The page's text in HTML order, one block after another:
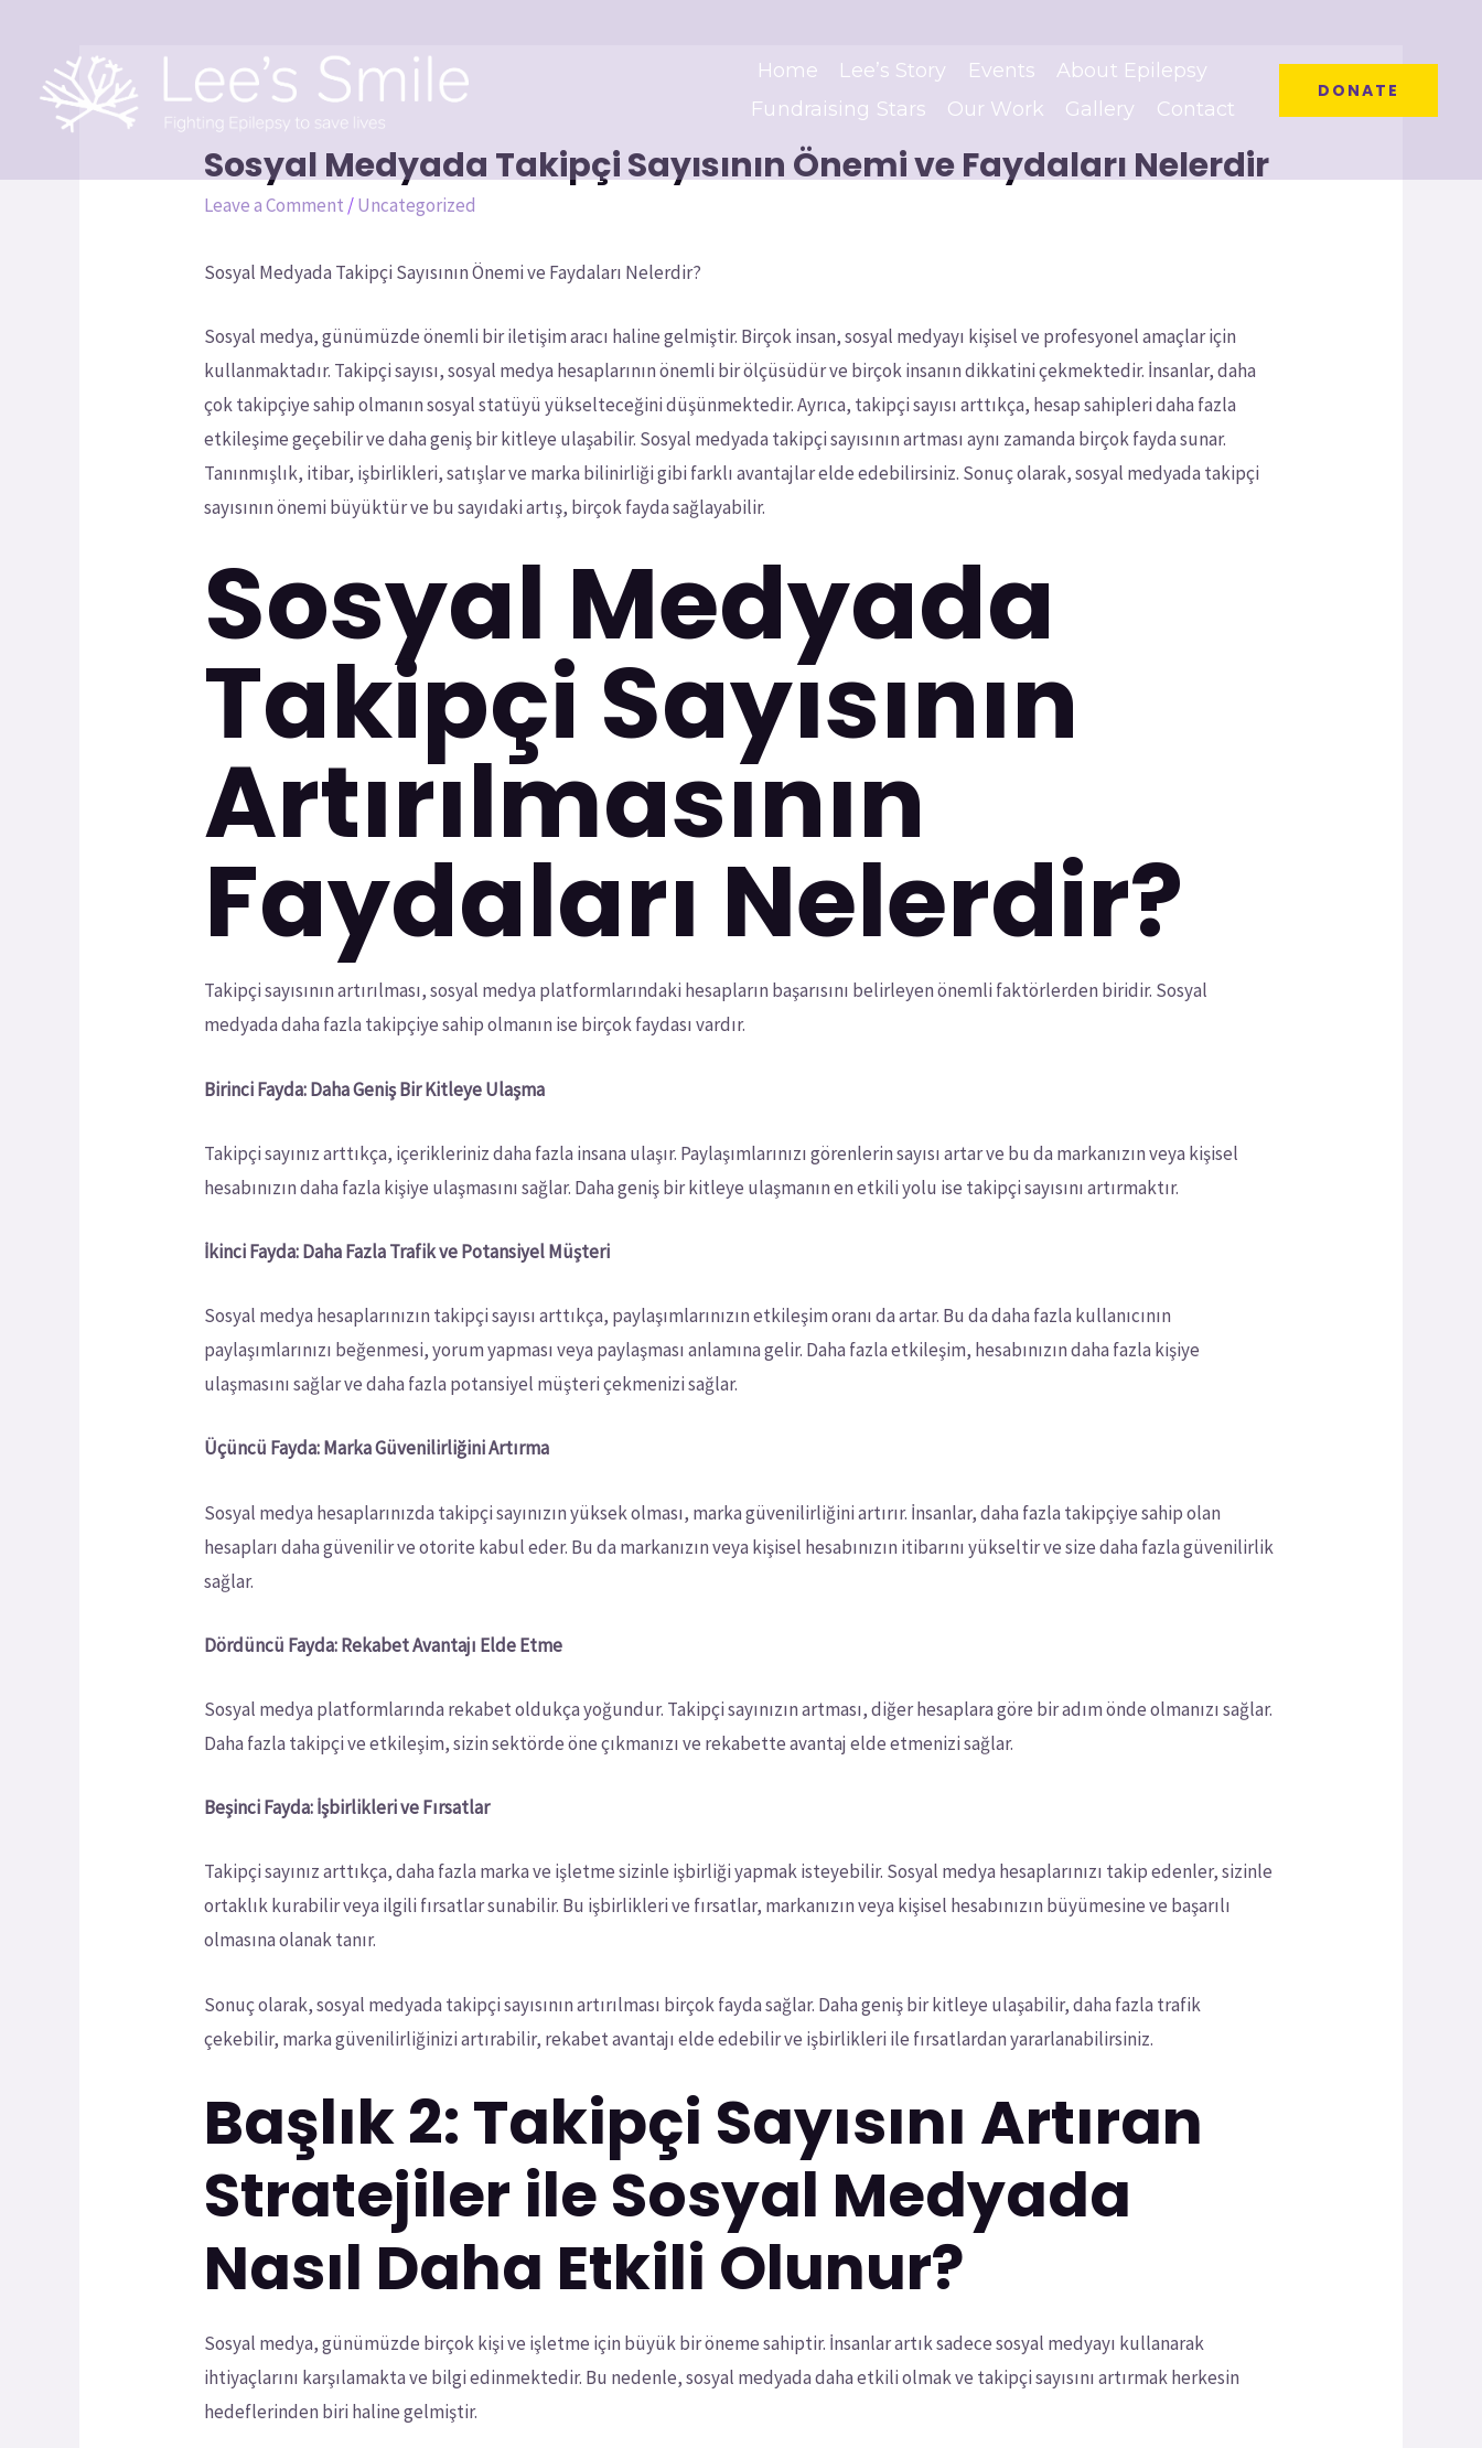
Home Lee’s Story Events
About Epilepsy
Fundraising Stars
Our Work Gallery Contact
DONATE
Sosyal Medyada Takipçi Sayısının Önemi ve Faydaları Nelerdir
Leave a Comment /Uncategorized
Sosyal Medyada Takipçi Sayısının Önemi ve Faydaları Nelerdir?
Sosyal medya, günümüzde önemli bir iletişim aracı haline gelmiştir. Birçok insan, sosyal medyayı kişisel ve profesyonel amaçlar için
kullanmaktadır. Takipçi sayısı, sosyal medya hesaplarının önemli bir ölçüsüdür ve birçok insanın dikkatini çekmektedir. İnsanlar, daha
çok takipçiye sahip olmanın sosyal statüyü yükselteceğini düşünmektedir. Ayrıca, takipçi sayısı arttıkça, hesap sahipleri daha fazla
etkileşime geçebilir ve daha geniş bir kitleye ulaşabilir. Sosyal medyada takipçi sayısının artması aynı zamanda birçok fayda sunar.
Tanınmışlık, itibar, işbirlikleri, satışlar ve marka bilinirliği gibi farklı avantajlar elde edebilirsiniz. Sonuç olarak, sosyal medyada takipçi
sayısının önemi büyüktür ve bu sayıdaki artış, birçok fayda sağlayabilir.
Sosyal Medyada
Takipçi Sayısının
Artırılmasının
Faydaları Nelerdir?
Takipçi sayısının artırılması, sosyal medya platformlarındaki hesapların başarısını belirleyen önemli faktörlerden biridir. Sosyal
medyada daha fazla takipçiye sahip olmanın ise birçok faydası vardır.
Birinci Fayda: Daha Geniş Bir Kitleye Ulaşma
Takipçi sayınız arttıkça, içerikleriniz daha fazla insana ulaşır. Paylaşımlarınızı görenlerin sayısı artar ve bu da markanızın veya kişisel
hesabınızın daha fazla kişiye ulaşmasını sağlar. Daha geniş bir kitleye ulaşmanın en etkili yolu ise takipçi sayısını artırmaktır.
İkinci Fayda: Daha Fazla Trafik ve Potansiyel Müşteri
Sosyal medya hesaplarınızın takipçi sayısı arttıkça, paylaşımlarınızın etkileşim oranı da artar. Bu da daha fazla kullanıcının
paylaşımlarınızı beğenmesi, yorum yapması veya paylaşması anlamına gelir. Daha fazla etkileşim, hesabınızın daha fazla kişiye
ulaşmasını sağlar ve daha fazla potansiyel müşteri çekmenizi sağlar.
Üçüncü Fayda: Marka Güvenilirliğini Artırma
Sosyal medya hesaplarınızda takipçi sayınızın yüksek olması, marka güvenilirliğini artırır. İnsanlar, daha fazla takipçiye sahip olan
hesapları daha güvenilir ve otorite kabul eder. Bu da markanızın veya kişisel hesabınızın itibarını yükseltir ve size daha fazla güvenilirlik
sağlar.
Dördüncü Fayda: Rekabet Avantajı Elde Etme
Sosyal medya platformlarında rekabet oldukça yoğundur. Takipçi sayınızın artması, diğer hesaplara göre bir adım önde olmanızı sağlar.
Daha fazla takipçi ve etkileşim, sizin sektörde öne çıkmanızı ve rekabette avantaj elde etmenizi sağlar.
Beşinci Fayda: İşbirlikleri ve Fırsatlar
Takipçi sayınız arttıkça, daha fazla marka ve işletme sizinle işbirliği yapmak isteyebilir. Sosyal medya hesaplarınızı takip edenler, sizinle
ortaklık kurabilir veya ilgili fırsatlar sunabilir. Bu işbirlikleri ve fırsatlar, markanızın veya kişisel hesabınızın büyümesine ve başarılı
olmasına olanak tanır.
Sonuç olarak, sosyal medyada takipçi sayısının artırılması birçok fayda sağlar. Daha geniş bir kitleye ulaşabilir, daha fazla trafik
çekebilir, marka güvenilirliğinizi artırabilir, rekabet avantajı elde edebilir ve işbirlikleri ile fırsatlardan yararlanabilirsiniz.
Başlık 2: Takipçi Sayısını Artıran
Stratejiler ile Sosyal Medyada
Nasıl Daha Etkili Olunur?
Sosyal medya, günümüzde birçok kişi ve işletme için büyük bir öneme sahiptir. İnsanlar artık sadece sosyal medyayı kullanarak
ihtiyaçlarını karşılamakta ve bilgi edinmektedir. Bu nedenle, sosyal medyada daha etkili olmak ve takipçi sayısını artırmak herkesin
hedeflerinden biri haline gelmiştir.